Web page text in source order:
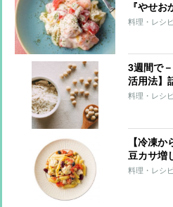
『やせ
品を伝授
料理・レシ
3週間で
活用法】
ットから
料理・レシ
【冷凍
豆カサ増
パスタ」
料理・レシ